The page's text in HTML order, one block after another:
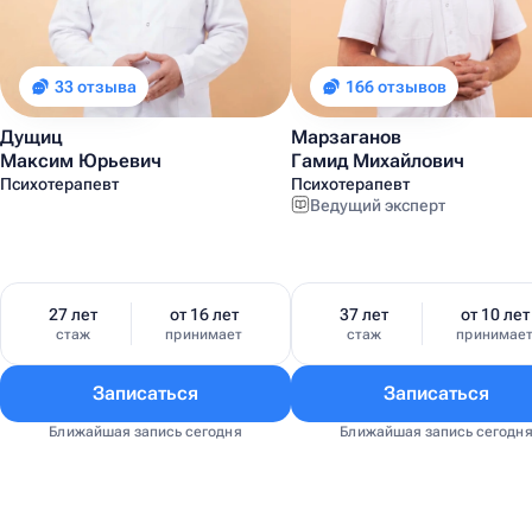
33 отзыва
Дущиц
Максим Юрьевич
Психотерапевт
27 лет
стаж
от 16 лет
принимает
Записаться
Ближайшая запись сегодня
166 отзывов
Марзаганов
Гамид Михайлович
Психотерапевт
Ведущий эксперт
37 лет
стаж
от 10 лет
принимает
Записаться
Ближайшая запись сегодня